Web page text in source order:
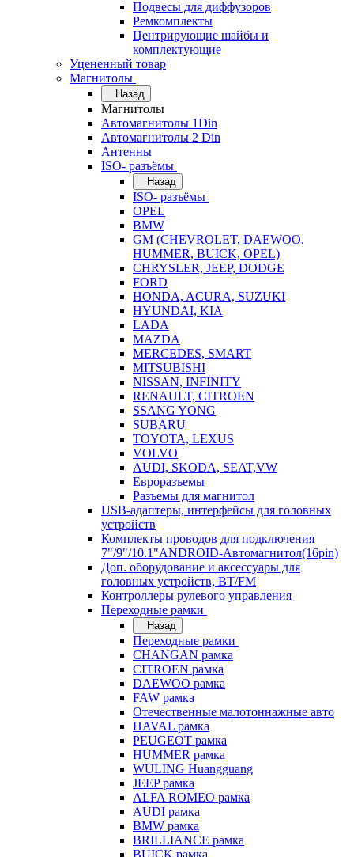
Подвесы для диффузоров
Ремкомплекты
Центрирующие шайбы и
комплектующие
Уцененный товар
Магнитолы
Назад
Магнитолы
Автомагнитолы 1Din
Автомагнитолы 2 Din
Антенны
ISO- разъёмы
Назад
ISO- разъёмы
OPEL
BMW
GM (CHEVROLET, DAEWOO,
HUMMER, BUICK, OPEL)
CHRYSLER, JEEP, DODGE
FORD
HONDA, ACURA, SUZUKI
HYUNDAI, KIA
LADA
MAZDA
MERCEDES, SMART
MITSUBISHI
NISSAN, INFINITY
RENAULT, CITROEN
SSANG YONG
SUBARU
TOYOTA, LEXUS
VOLVO
AUDI, SKODA, SEAT,VW
Евроразъемы
Разъемы для магнитол
USB-адаптеры, интерфейсы для головных
устройств
Комплекты проводов для подключения
7"/9"/10.1"ANDROID-Автомагнитол(16pin)
Доп. оборудование и аксессуары для
головных устройств, BT/FM
Контроллеры рулевого управления
Переходные рамки
Назад
Переходные рамки
CHANGAN рамка
CITROEN рамка
DAEWOO рамка
FAW рамка
Отечественные малотоннажные авто
HAVAL рамка
PEUGEOT рамка
HUMMER рамка
WULING Huangguang
JEEP рамка
ALFA ROMEO рамка
AUDI рамка
BMW рамка
BRILLIANCE рамка
BUICK рамка